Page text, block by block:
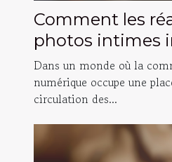
Comment les
photos intimes
les relations ?
Dans un monde où la
numérique occupe une
circulation des...